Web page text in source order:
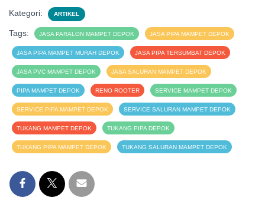
Kategori: ARTIKEL
Tags: JASA PARALON MAMPET DEPOK JASA PIPA MAMPET DEPOK
JASA PIPA MAMPET MURAH DEPOK JASA PIPA TERSUMBAT DEPOK
JASA PVC MAMPET DEPOK JASA SALURAN MAMPET DEPOK
PIPA MAMPET DEPOK RENO ROOTER SERVICE MAMPET DEPOK
SERVICE PIPA MAMPET DEPOK SERVICE SALURAN MAMPET DEPOK
TUKANG MAMPET DEPOK TUKANG PIPA DEPOK
TUKANG PIPA MAMPET DEPOK TUKANG SALURAN MAMPET DEPOK